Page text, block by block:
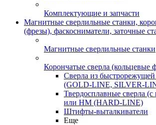
Комплектующие и запчасти
Магнитные сверлильные станки,
(фрезы), фаскосниматели, заточные
Магнитные сверлильные станки
Корончатые сверла (кольцевые
Сверла из быстрорежущей
(GOLD-LINE, SILVER-
Твердосплавные сверла
или HM (HARD-LINE)
Штифты-выталкиватели
Еще